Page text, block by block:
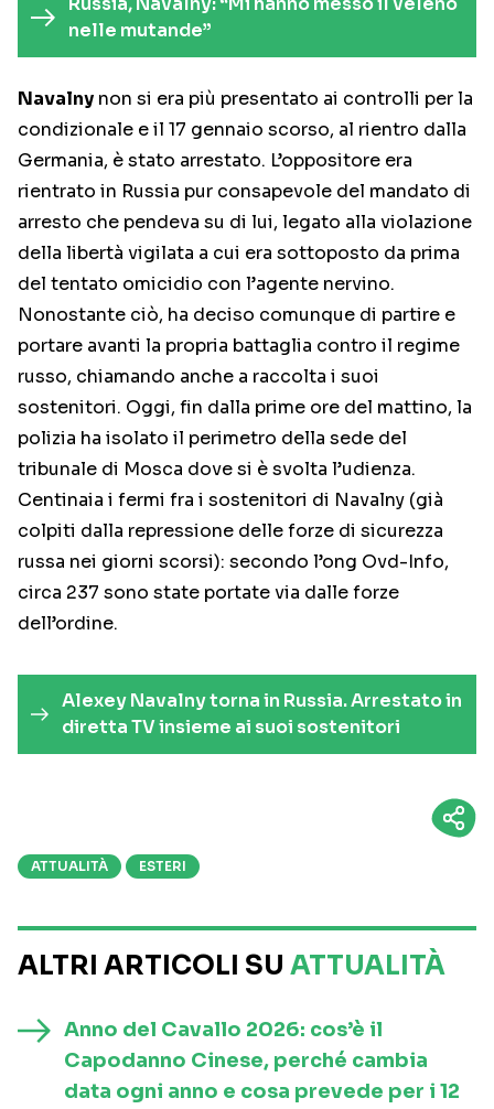
nelle mutande”
Navalny non si era più presentato ai controlli per la
condizionale e il 17 gennaio scorso, al rientro dalla
Germania, è stato arrestato. L’oppositore era
rientrato in Russia pur consapevole del mandato di
arresto che pendeva su di lui, legato alla violazione
della libertà vigilata a cui era sottoposto da prima
del tentato omicidio con l’agente nervino.
Nonostante ciò, ha deciso comunque di partire e
portare avanti la propria battaglia contro il regime
russo, chiamando anche a raccolta i suoi
sostenitori. Oggi, fin dalla prime ore del mattino, la
polizia ha isolato il perimetro della sede del
tribunale di Mosca dove si è svolta l’udienza.
Centinaia i fermi fra i sostenitori di Navalny (già
colpiti dalla repressione delle forze di sicurezza
russa nei giorni scorsi): secondo l’ong Ovd-Info,
circa 237 sono state portate via dalle forze
dell’ordine.
Alexey Navalny torna in Russia. Arrestato in
diretta TV insieme ai suoi sostenitori
ATTUALITÀ ESTERI
ALTRI ARTICOLI SU ATTUALITÀ
Anno del Cavallo 2026: cos’è il
Capodanno Cinese, perché cambia
data ogni anno e cosa prevede per i 12